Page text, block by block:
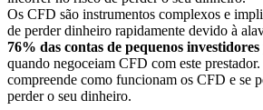
Os CFD são instrumentos complexos e
de perder dinheiro rapidamente devido à
76% das contas de pequenos
quando negoceiam CFD com este
compreende como funcionam os CFD e se
perder o seu dinheiro.